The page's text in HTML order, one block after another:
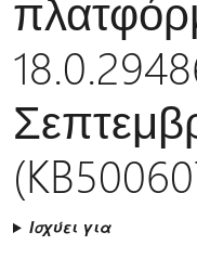
Ισχύει για